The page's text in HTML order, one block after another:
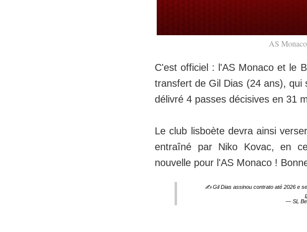
AS
C'est officiel : l'AS Monaco et le
transfert de Gil Dias (24 ans),
délivré 4 passes décisives en 31
Le club lisboète devra ainsi
entraîné par Niko Kovac, en
nouvelle pour l'AS Monaco !
✍️ Gil Dias assinou contrato até 2026 e
— SL